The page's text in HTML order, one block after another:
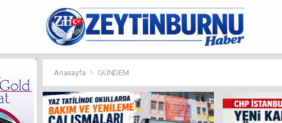
Anasayfa GÜNDEM